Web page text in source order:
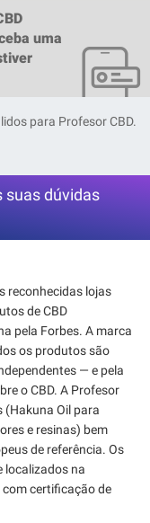
uma
para Profesor CBD.
suas dúvidas
reconhecidas lojas
de CBD
pela Forbes. A marca
os produtos são
— e pela
o CBD. A Profesor
(Hakuna Oil para
e resinas) bem
de referência. Os
localizados na
com certificação de